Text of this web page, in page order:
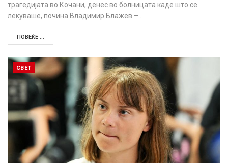
трагедијата во Кочани, денес во болницата каде што се
лекуваше, почина Владимир Блажев –…
ПОВЕЌЕ ...
СВЕТ